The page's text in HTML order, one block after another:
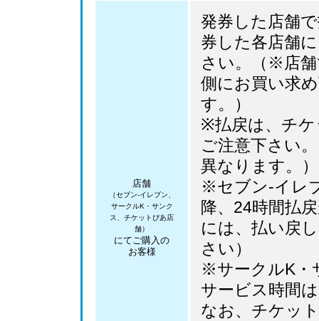
店舗
（セブン-イレブン、
サークルK・サンク
ス、チケットぴあ店
舗）
にてご購入の
お客様
発券した店舗
券した各店舗
さい。（※店
側にお買い求
す。）
※払戻は、チケ
ご注意下さい
異なります。）
※セブン-イレ
降、24時間払
には、払い戻
さい）
※サークルK・
サービス時間
なお、チケッ